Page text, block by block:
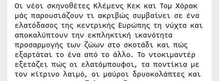
Οι νέοι σκηνοθέτες Κλέμενς Κεκ και Τομ Χόρακ
μάς παρουσιάζουν τι ακριβώς συμβαίνει σε ένα
ελατόδασος της κεντρικής Ευρώπης τη νύχτα και
αποκαλύπτουν την εκπληκτική ικανότητα
προσαρμογής των ζώων στο σκοτάδι και πώς
εξαρτάται το ένα από το άλλο. Το ντοκιμαντέρ
εξετάζει πώς οι ελατόμπουφοι, τα ποντίκια με
τον κίτρινο λαιμό, οι μαύροι δρυοκολάπτες και